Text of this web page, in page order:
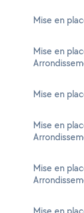
Mise en
Mise en
Mise en
Mise en
Mise en